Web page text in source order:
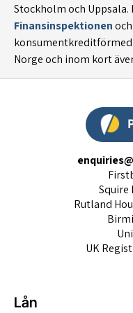
Stockholm och
Finansinspektionen
Norge och inom kort
Squire
Rutland
UK
Lån